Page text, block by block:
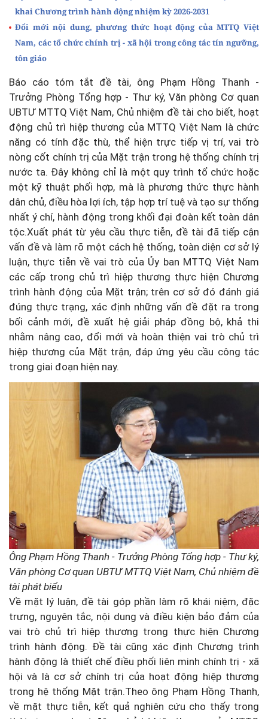
khai Chương trình hành động nhiệm kỳ 2026-2031
Đổi mới nội dung, phương thức hoạt động của MTTQ Việt
Nam, các tổ chức chính trị - xã hội trong công tác tín ngưỡng,
tôn giáo
Báo cáo tóm tắt đề tài, ông Phạm Hồng Thanh -
Trưởng Phòng Tổng hợp - Thư ký, Văn phòng Cơ quan
UBTƯ MTTQ Việt Nam, Chủ nhiệm đề tài cho biết, hoạt
động chủ trì hiệp thương của MTTQ Việt Nam là chức
năng có tính đặc thù, thể hiện trực tiếp vị trí, vai trò
nòng cốt chính trị của Mặt trận trong hệ thống chính trị
nước ta. Đây không chỉ là một quy trình tổ chức hoặc
một kỹ thuật phối hợp, mà là phương thức thực hành
dân chủ, điều hòa lợi ích, tập hợp trí tuệ và tạo sự thống
nhất ý chí, hành động trong khối đại đoàn kết toàn dân
tộc.Xuất phát từ yêu cầu thực tiễn, đề tài đã tiếp cận
vấn đề và làm rõ một cách hệ thống, toàn diện cơ sở lý
luận, thực tiễn về vai trò của Ủy ban MTTQ Việt Nam
các cấp trong chủ trì hiệp thương thực hiện Chương
trình hành động của Mặt trận; trên cơ sở đó đánh giá
đúng thực trạng, xác định những vấn đề đặt ra trong
bối cảnh mới, đề xuất hệ giải pháp đồng bộ, khả thi
nhằm nâng cao, đổi mới và hoàn thiện vai trò chủ trì
hiệp thương của Mặt trận, đáp ứng yêu cầu công tác
trong giai đoạn hiện nay.
Ông Phạm Hồng Thanh - Trưởng Phòng Tổng hợp - Thư ký,
Văn phòng Cơ quan UBTƯ MTTQ Việt Nam, Chủ nhiệm đề
tài phát biểu
Về mặt lý luận, đề tài góp phần làm rõ khái niệm, đặc
trưng, nguyên tắc, nội dung và điều kiện bảo đảm của
vai trò chủ trì hiệp thương trong thực hiện Chương
trình hành động. Đề tài cũng xác định Chương trình
hành động là thiết chế điều phối liên minh chính trị - xã
hội và là cơ sở chính trị của hoạt động hiệp thương
trong hệ thống Mặt trận.Theo ông Phạm Hồng Thanh,
về mặt thực tiễn, kết quả nghiên cứu cho thấy trong